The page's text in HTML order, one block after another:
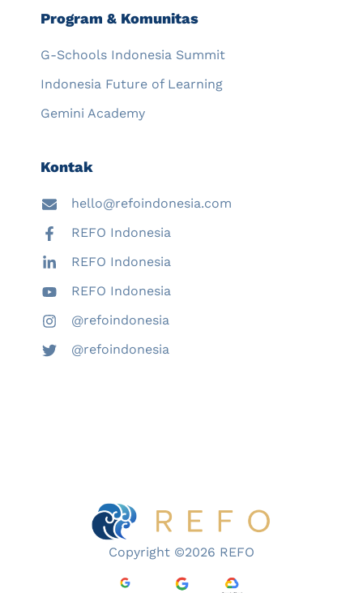
Program & Komunitas
G-Schools Indonesia Summit
Indonesia Future of Learning
Gemini Academy
Kontak
hello@refoindonesia.com
REFO Indonesia
REFO Indonesia
REFO Indonesia
@refoindonesia
@refoindonesia
Copyright ©2026 REFO